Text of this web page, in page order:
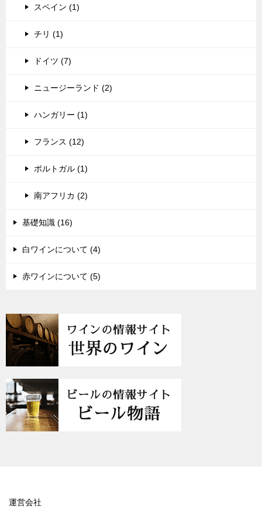
スペイン (1)
チリ (1)
ドイツ (7)
ニュージーランド (2)
ハンガリー (1)
フランス (12)
ポルトガル (1)
南アフリカ (2)
基礎知識 (16)
白ワインについて (4)
赤ワインについて (5)
運営会社